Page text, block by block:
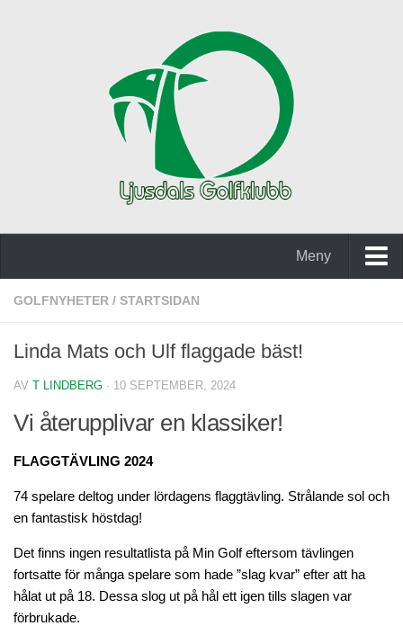
Meny
Hem
Golfpaket Stadshotellet
Kontakta oss
Tävlingar 2026
Wira Medical Masters
G/H Seniorer
Tävlingshistorik
Träning/PRO
GOLFNYHETER / STARTSIDAN
Linda Mats och Ulf flaggade bäst!
AV T LINDBERG · 10 SEPTEMBER, 2024
Vi återupplivar en klassiker!
FLAGGTÄVLING 2024
74 spelare deltog under lördagens flaggtävling. Strålande sol och
en fantastisk höstdag!
Det finns ingen resultatlista på Min Golf eftersom tävlingen
fortsatte för många spelare som hade ”slag kvar” efter att ha
hålat ut på 18. Dessa slog ut på hål ett igen tills slagen var
förbrukade.